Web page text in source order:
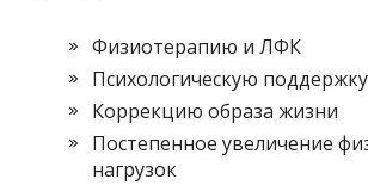
Физиотерапию и ЛФК
Психологическую поддержку
Коррекцию образа жизни
Постепенное увеличение
нагрузок